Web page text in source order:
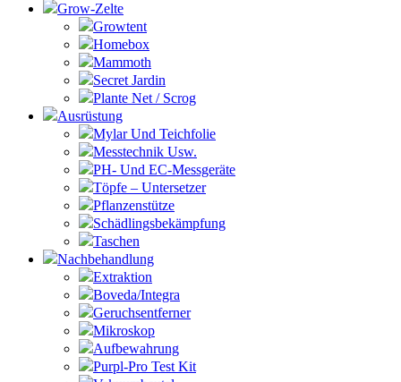
Grow-Zelte
Growtent
Homebox
Mammoth
Secret Jardin
Plante Net / Scrog
Ausrüstung
Mylar Und Teichfolie
Messtechnik Usw.
PH- Und EC-Messgeräte
Töpfe – Untersetzer
Pflanzenstütze
Schädlingsbekämpfung
Taschen
Nachbehandlung
Extraktion
Boveda/Integra
Geruchsentferner
Mikroskop
Aufbewahrung
Purpl-Pro Test Kit